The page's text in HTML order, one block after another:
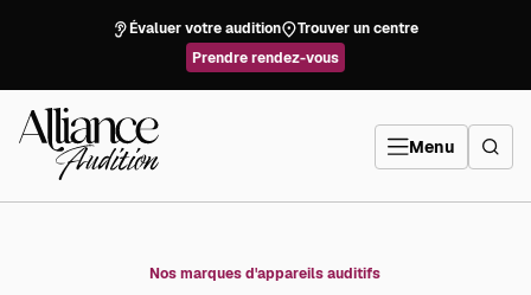
Évaluer votre audition
Trouver un centre
Prendre rendez-vous
Menu
Nos marques d'appareils auditifs